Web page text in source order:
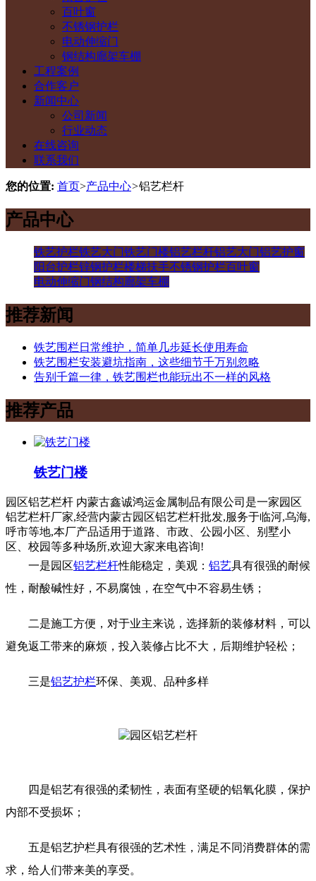
百叶窗
不锈钢护栏
电动伸缩门
钢结构廊架车棚
工程案例
合作客户
新闻中心
公司新闻
行业动态
在线咨询
联系我们
您的位置: 首页>产品中心>铝艺栏杆
产品中心
铁艺护栏铁艺大门铁艺门楼铝艺栏杆铝艺大门铝艺护窗
阳台护栏锌钢护栏楼梯扶手不锈钢护栏百叶窗
电动伸缩门钢结构廊架车棚
推荐新闻
铁艺围栏日常维护，简单几步延长使用寿命
铁艺围栏安装避坑指南，这些细节千万别忽略
告别千篇一律，铁艺围栏也能玩出不一样的风格
推荐产品
铁艺门楼
园区铝艺栏杆 内蒙古鑫诚鸿运金属制品有限公司是一家园区
铝艺栏杆厂家,经营内蒙古园区铝艺栏杆批发,服务于临河,乌海,
呼市等地,本厂产品适用于道路、市政、公园小区、别墅小
区、校园等多种场所,欢迎大家来电咨询!
一是园区铝艺栏杆性能稳定，美观： 铝艺具有很强的耐候
性，耐酸碱性好，不易腐蚀，在空气中不容易生锈；
二是施工方便，对于业主来说，选择新的装修材料，可以
避免返工带来的麻烦，投入装修占比不大，后期维护轻松；
三是铝艺护栏环保、美观、品种多样
四是铝艺有很强的柔韧性，表面有坚硬的铝氧化膜，保护
内部不受损坏；
五是铝艺护栏具有很强的艺术性，满足不同消费群体的需
求，给人们带来美的享受。